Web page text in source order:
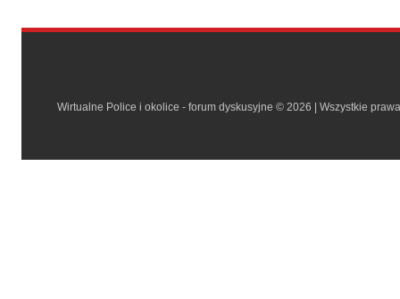
Wirtualne Police i okolice - forum dyskusyjne © 2026 | Wszystkie